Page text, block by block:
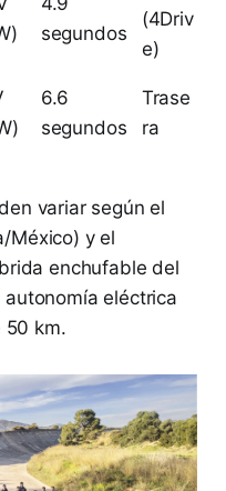
segundos
(4Driv
e)
6.6
segundos
Trase
ra
variar según el
México) y el
enchufable del
eléctrica
50 km.